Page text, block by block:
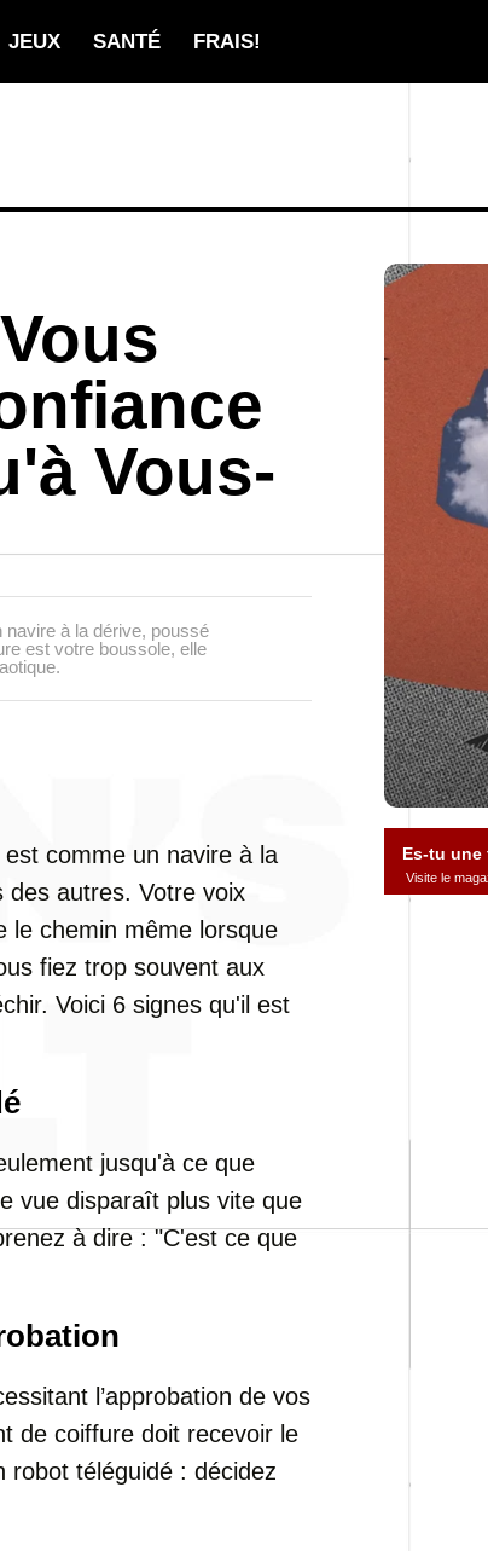
JEUX SANTÉ FRAIS!
Vous-
à la dérive, poussé
est votre boussole, elle
comme un navire à la
des autres. Votre voix
le chemin même lorsque
fiez trop souvent aux
Voici 6 signes qu'il est
jusqu'à ce que
vue disparaît plus vite que
à dire : "C'est ce que
l’approbation de vos
de coiffure doit recevoir le
robot téléguidé : décidez
Es-tu une
Visite le